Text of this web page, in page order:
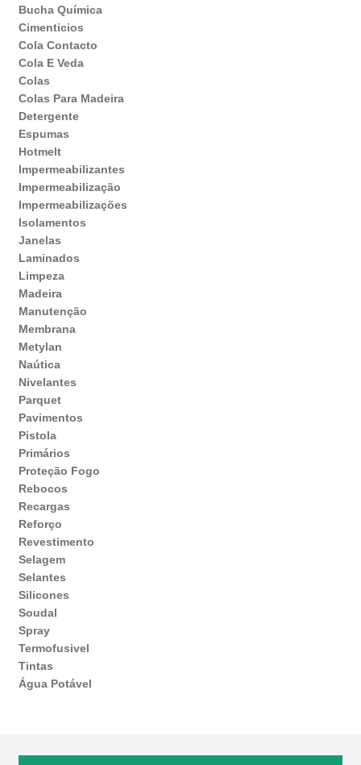
Bucha Química
Cimenticios
Cola Contacto
Cola E Veda
Colas
Colas Para Madeira
Detergente
Espumas
Hotmelt
Impermeabilizantes
Impermeabilização
Impermeabilizações
Isolamentos
Janelas
Laminados
Limpeza
Madeira
Manutenção
Membrana
Metylan
Naútica
Nivelantes
Parquet
Pavimentos
Pistola
Primários
Proteção Fogo
Rebocos
Recargas
Reforço
Revestimento
Selagem
Selantes
Silicones
Soudal
Spray
Termofusivel
Tintas
Água Potável